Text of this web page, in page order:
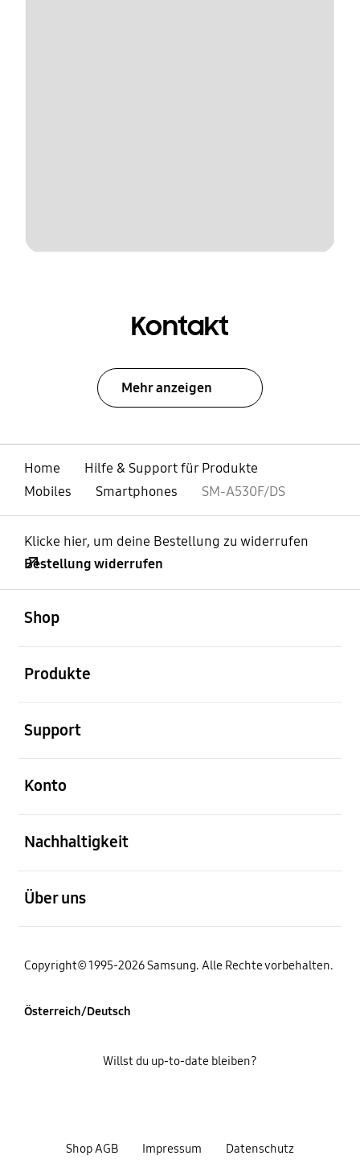
Kontakt
Mehr anzeigen
Home
Hilfe & Support für Produkte
Mobiles
Smartphones SM-A530F/DS
Klicke hier, um deine Bestellung zu widerrufen
Bestellung widerrufen
Shop
Produkte
Support
Konto
Nachhaltigkeit
Über uns
Copyright© 1995-2026 Samsung. Alle Rechte vorbehalten.
Österreich/Deutsch
Shop AGB Impressum Datenschutz
Willst du up-to-date bleiben?